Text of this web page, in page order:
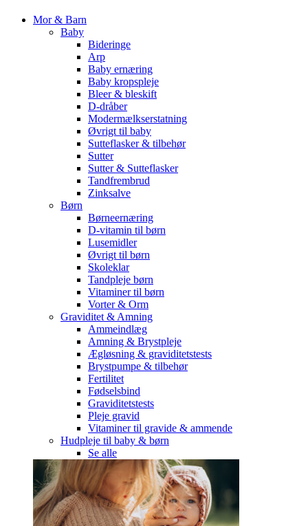
Mor & Barn
Baby
Bideringe
Arp
Baby ernæring
Baby kropspleje
Bleer & bleskift
D-dråber
Modermælkserstatning
Øvrigt til baby
Sutteflasker & tilbehør
Sutter
Sutter & Sutteflasker
Tandfrembrud
Zinksalve
Børn
Børneernæring
D-vitamin til børn
Lusemidler
Øvrigt til børn
Skoleklar
Tandpleje børn
Vitaminer til børn
Vorter & Orm
Graviditet & Amning
Ammeindlæg
Amning & Brystpleje
Ægløsning & graviditetstests
Brystpumpe & tilbehør
Fertilitet
Fødselsbind
Graviditetstests
Pleje gravid
Vitaminer til gravide & ammende
Hudpleje til baby & børn
Se alle